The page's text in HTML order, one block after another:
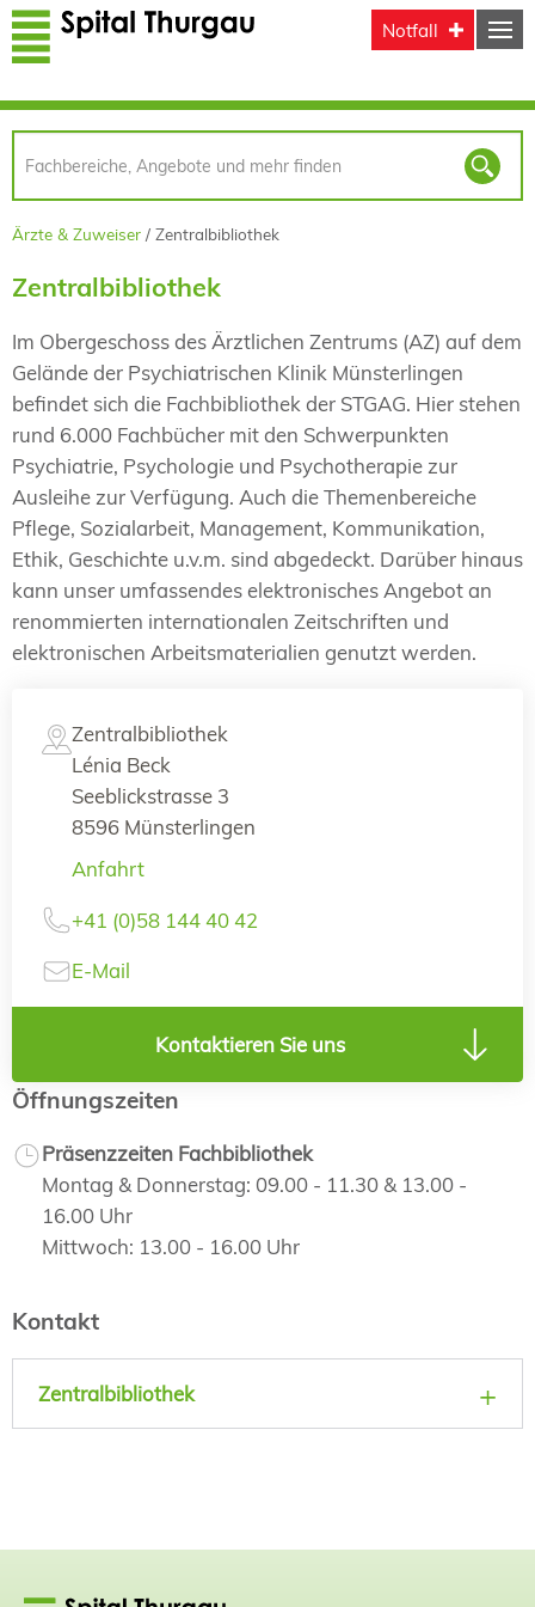
Direkt zum Inhalt
Notfall
Ärzte & Zuweiser Zentralbibliothek
Zentralbibliothek
Im Obergeschoss des Ärztlichen Zentrums (AZ) auf dem
Gelände der Psychiatrischen Klinik Münsterlingen
befindet sich die Fachbibliothek der STGAG. Hier stehen
rund 6.000 Fachbücher mit den Schwerpunkten
Psychiatrie, Psychologie und Psychotherapie zur
Ausleihe zur Verfügung. Auch die Themenbereiche
Pflege, Sozialarbeit, Management, Kommunikation,
Ethik, Geschichte u.v.m. sind abgedeckt. Darüber hinaus
kann unser umfassendes elektronisches Angebot an
renommierten internationalen Zeitschriften und
elektronischen Arbeitsmaterialien genutzt werden.
Zentralbibliothek
Lénia Beck
Seeblickstrasse 3
8596 Münsterlingen
Anfahrt
+41 (0)58 144 40 42
E-Mail
Kontaktieren Sie uns
Öffnungszeiten
Präsenzzeiten Fachbibliothek
Montag & Donnerstag: 09.00 - 11.30 & 13.00 -
16.00 Uhr
Mittwoch: 13.00 - 16.00 Uhr
Kontakt
Zentralbibliothek